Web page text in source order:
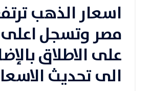
اسعار الذهب
مصر وتسجل اعلى
على الاطلاق
الى تحديث